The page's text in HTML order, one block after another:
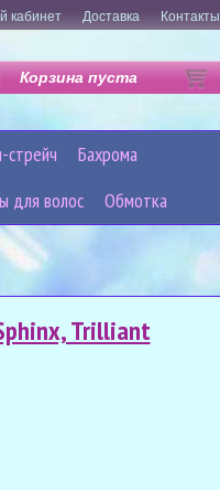
кабинет Доставка Контакты
Корзина пуста
стрейч
Бахрома
для волос Обмотка
Trilliant